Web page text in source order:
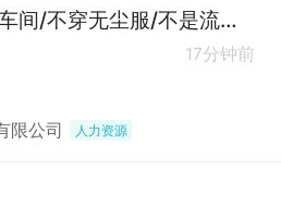
纳百川:简单活/空调车间/不穿无尘服/不是流水线/操作工/普工
17分钟前
限公司 人力资源